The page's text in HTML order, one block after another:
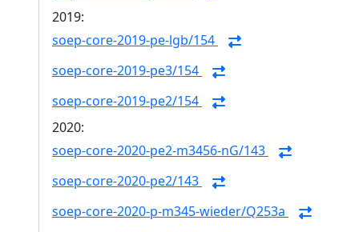
2019:
soep-core-2019-pe-lgb/154
soep-core-2019-pe3/154
soep-core-2019-pe2/154
2020:
soep-core-2020-pe2-m3456-nG/143
soep-core-2020-pe2/143
soep-core-2020-p-m345-wieder/Q253a